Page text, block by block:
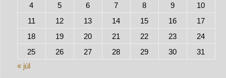
4
5 6 7 8 9
10
11
12 13 14 15 16
17
18
19 20 21 22 23
24
25
26 27 28 29 30
31
« júl